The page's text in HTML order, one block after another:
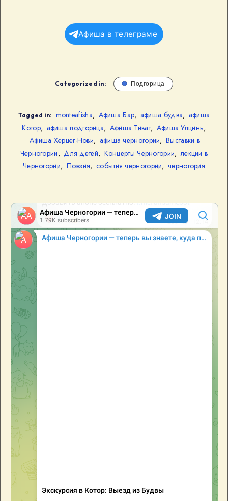
Афиша в телеграме
Categorized in: Подгорица
Tagged in: monteafisha, Афиша Бар, афиша будва, афиша
Котор, афиша подгорица, Афиша Тиват, Афиша Улцинь,
Афиша Херцег-Нови, афиша черногории, Выставки в
Черногории, Для детей, Концерты Черногории, лекции в
Черногории, Поэзия, события черногории, черногория